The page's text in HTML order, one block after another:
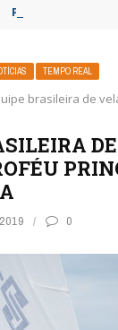
Poetas baianos
TEMPO REAL
brasileira de
0